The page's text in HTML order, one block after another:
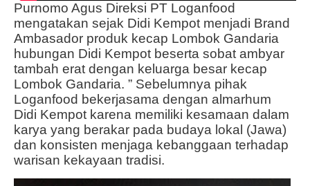
Purnomo Agus Direksi PT Loganfood
mengatakan sejak Didi Kempot menjadi Brand
Ambasador produk kecap Lombok Gandaria
hubungan Didi Kempot beserta sobat ambyar
tambah erat dengan keluarga besar kecap
Lombok Gandaria. ” Sebelumnya pihak
Loganfood bekerjasama dengan almarhum
Didi Kempot karena memiliki kesamaan dalam
karya yang berakar pada budaya lokal (Jawa)
dan konsisten menjaga kebanggaan terhadap
warisan kekayaan tradisi.